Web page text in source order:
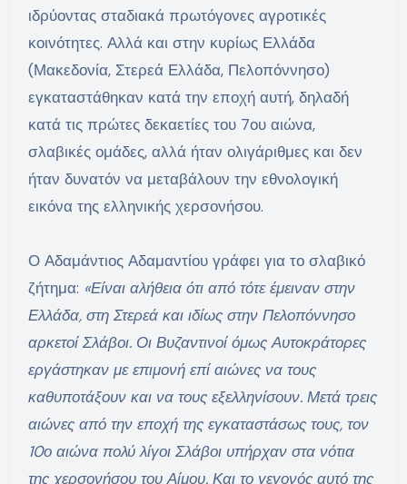
ιδρύοντας σταδιακά πρωτόγονες αγροτικές
κοινότητες. Αλλά και στην κυρίως Ελλάδα
(Μακεδονία, Στερεά Ελλάδα, Πελοπόννησο)
εγκαταστάθηκαν κατά την εποχή αυτή, δηλαδή
κατά τις πρώτες δεκαετίες του 7ου αιώνα,
σλαβικές ομάδες, αλλά ήταν ολιγάριθμες και δεν
ήταν δυνατόν να μεταβάλουν την εθνολογική
εικόνα της ελληνικής χερσονήσου.
Ο Αδαμάντιος Αδαμαντίου γράφει για το σλαβικό
ζήτημα: «Είναι αλήθεια ότι από τότε έμειναν στην
Ελλάδα, στη Στερεά και ιδίως στην Πελοπόννησο
αρκετοί Σλάβοι. Οι Βυζαντινοί όμως Αυτοκράτορες
εργάστηκαν με επιμονή επί αιώνες να τους
καθυποτάξουν και να τους εξελληνίσουν. Μετά τρεις
αιώνες από την εποχή της εγκαταστάσως τους, τον
10ο αιώνα πολύ λίγοι Σλάβοι υπήρχαν στα νότια
της χερσονήσου του Αίμου. Και το γεγονός αυτό της